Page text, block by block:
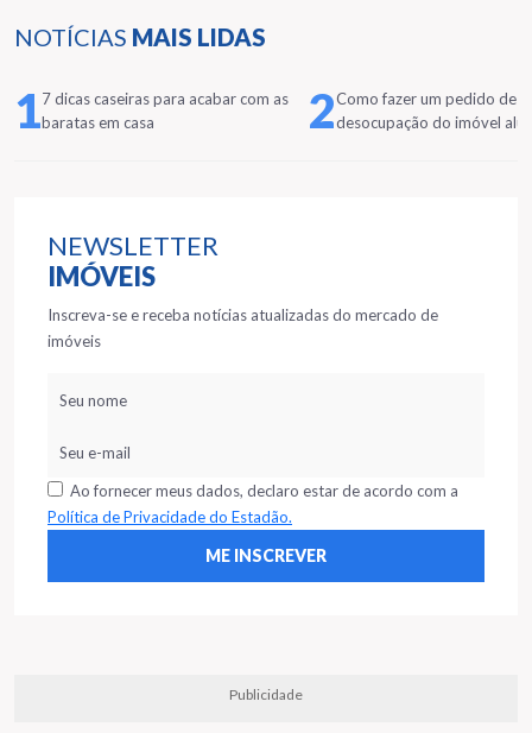
NOTÍCIAS MAIS LIDAS
17 dicas caseiras para acabar com as
baratas em casa
2Como fazer um pedido de
desocupação do imóvel
NEWSLETTER
IMÓVEIS
Inscreva-se e receba notícias atualizadas do mercado de
imóveis
Ao fornecer meus dados, declaro estar de acordo com a
Política de Privacidade do Estadão.
Publicidade